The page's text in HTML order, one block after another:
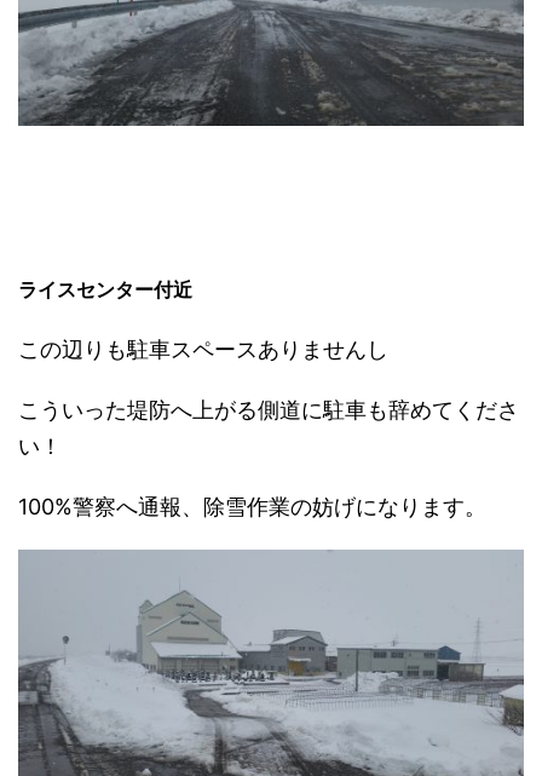
ライスセンター付近
この辺りも駐車スペースありませんし
こういった堤防へ上がる側道に駐車も辞めてくださ
い！
100%警察へ通報、除雪作業の妨げになります。